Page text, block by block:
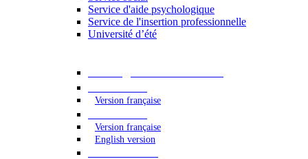
Service d'aide psychologique
Service de l'insertion professionnelle
Université d’été
Version française
Version française
English version